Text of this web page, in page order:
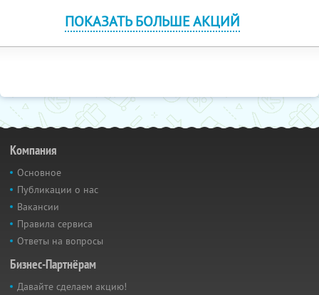
ПОКАЗАТЬ БОЛЬШЕ АКЦИЙ
Компания
Основное
Публикации о нас
Вакансии
Правила сервиса
Ответы на вопросы
Бизнес-Партнёрам
Давайте сделаем акцию!